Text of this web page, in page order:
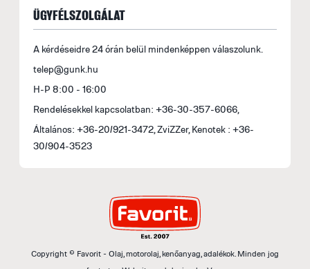
ÜGYFÉLSZOLGÁLAT
A kérdéseidre 24 órán belül mindenképpen válaszolunk.
telep@gunk.hu
H-P 8:00 - 16:00
Rendelésekkel kapcsolatban: +36-30-357-6066,
Általános: +36-20/921-3472, ZviZZer, Kenotek : +36-
30/904-3523
Copyright © Favorit - Olaj, motorolaj, kenőanyag, adalékok. Minden jog